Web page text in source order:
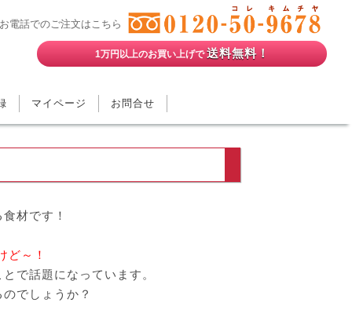
電話でのご注文はこちら
1万円以上のお買い上げで送料無料！
マイページ お問合せ
材です！
ど～！
で話題になっています。
でしょうか？